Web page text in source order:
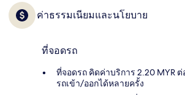
ค่าธรรมเนียมและนโยบาย
ที่จอดรถ
ที่จอดรถ คิดค่าบริการ 2.20 MYR
รถเข้า/ออกได้หลายครั้ง